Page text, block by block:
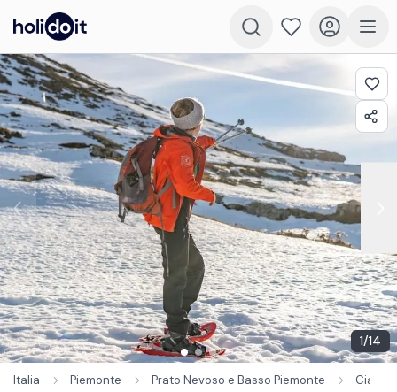
1/14
Italia Piemonte Prato Nevoso e Basso Piemonte